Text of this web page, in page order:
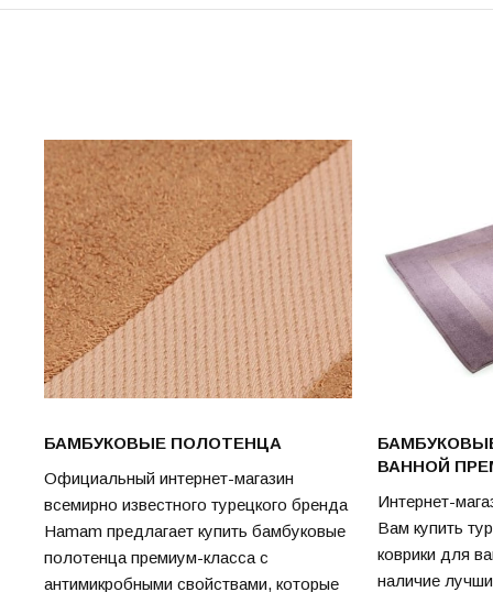
БАМБУКОВЫЕ ПОЛОТЕНЦА
Официальный интернет-магазин
всемирно известного турецкого бренда
Hamam предлагает купить бамбуковые
полотенца премиум-класса с
антимикробными свойствами, которые
ВАННОЙ
Интернет-
Вам купить
коврики для
наличие